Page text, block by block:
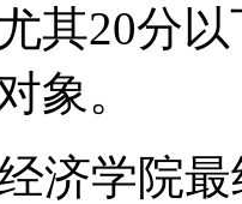
其20分
象。
济学院